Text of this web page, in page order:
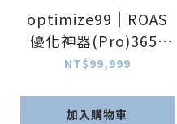
optimize99｜ROAS
優化神器(Pro)365/
日-定期購
NT$99,999
加入購物車